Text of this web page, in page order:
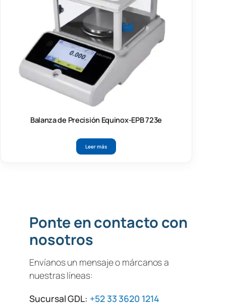
Balanza de Precisión Equinox-EPB 723e
Leer más
Ponte en contacto con
nosotros
Envíanos un mensaje o márcanos a
nuestras líneas:
Sucursal GDL: +52 33 3620 1214